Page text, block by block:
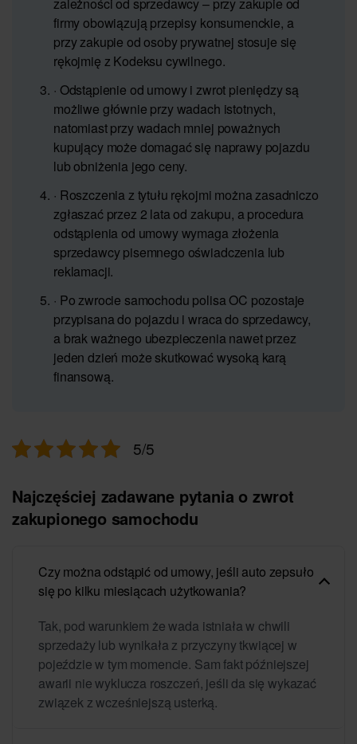
firmy obowiązują przepisy konsumenckie, a
przy zakupie od osoby prywatnej stosuje się
rękojmię z Kodeksu cywilnego.
· Odstąpienie od umowy i zwrot pieniędzy są
możliwe głównie przy wadach istotnych,
natomiast przy wadach mniej poważnych
kupujący może domagać się naprawy pojazdu
lub obniżenia jego ceny.
· Roszczenia z tytułu rękojmi można zasadniczo
zgłaszać przez 2 lata od zakupu, a procedura
odstąpienia od umowy wymaga złożenia
sprzedawcy pisemnego oświadczenia lub
reklamacji.
· Po zwrocie samochodu polisa OC pozostaje
przypisana do pojazdu i wraca do sprzedawcy,
a brak ważnego ubezpieczenia nawet przez
jeden dzień może skutkować wysoką karą
finansową.
5/5
Najczęściej zadawane pytania o zwrot
zakupionego samochodu
Czy można odstąpić od umowy, jeśli auto zepsuło
się po kilku miesiącach użytkowania?
Tak, pod warunkiem że wada istniała w chwili
sprzedaży lub wynikała z przyczyny tkwiącej w
pojeździe w tym momencie. Sam fakt późniejszej
awarii nie wyklucza roszczeń, jeśli da się wykazać
związek z wcześniejszą usterką.